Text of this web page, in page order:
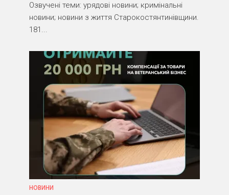
Озвучені теми: урядові новини; кримінальні
новини; новини з життя Старокостянтинівщини.
181...
НОВИНИ